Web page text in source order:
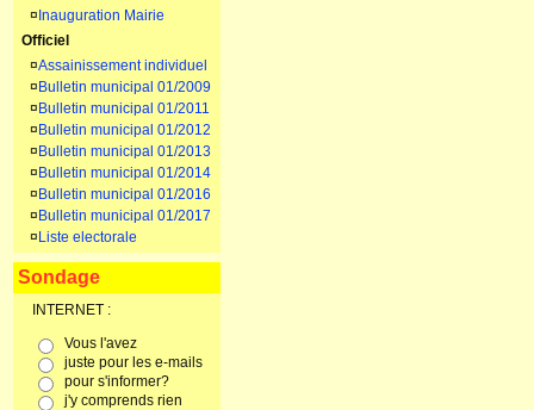
¤ Inauguration Mairie
Officiel
¤Assainissement individuel
¤ Bulletin municipal 01/2009
¤ Bulletin municipal 01/2011
¤ Bulletin municipal 01/2012
¤ Bulletin municipal 01/2013
¤ Bulletin municipal 01/2014
¤ Bulletin municipal 01/2016
¤ Bulletin municipal 01/2017
¤ Liste electorale
Sondage
INTERNET :
Vous l'avez
juste pour les e-mails
pour s'informer?
j'y comprends rien